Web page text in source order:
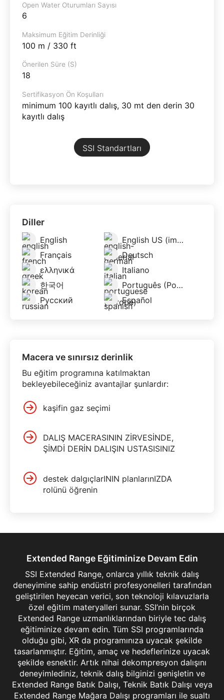
Open Water Oturumları Sayısı
6
Maksimum Eğitim Derinliği
100 m / 330 ft
Önerilen Süre (S)
18
Sertifikasyon Ön Koşulları
minimum 100 kayıtlı dalış, 30 mt den derin 30
kayıtlı dalış
SSI Standartları
Diller
English
English US (imperial)
Français
Deutsch
ελληνικά
Italiano
한국어
Português (Portugal)
Русский
Español
Macera ve sınırsız derinlik
Bu eğitim programına katılmaktan
bekleyebileceğiniz avantajlar şunlardır:
kaşifin gaz seçimi
DALIŞ MACERASININ ZİRVESİNDE,
ŞİMDİ DERİN DALIŞIN USTASISINIZ
destek dalgıçlarININ planlarınIZDA
rolünü öğrenin
Extended Range Eğitiminize Devam Edin
SSI Extended Range, onlarca yıllık teknik dalış
deneyimine sahip endüstri profesyonelleri tarafından
geliştirilen heyecan verici, son teknoloji kılavuzlarla
özel eğitim materyalleri sunar. SSI’nin birçok
Extended Range uzmanlıklarından biriyle tec dalış
eğitiminize devam edin. Tüm SSI programlarında
olduğu gibi, XR da programınıza uyacak şekilde
tasarlanmıştır. Eğitim, amaç ve hedeflerinize uyacak
şekilde esnektir. Artık nihai dekompresyon dalışını
deneyimlediniz, teknik dalış bilginizi genişletin ve
Extended Range Batık Dalışı, Teknik Batık Dalışı veya
Extended Range Mağara Dalışı programları ile sualtı